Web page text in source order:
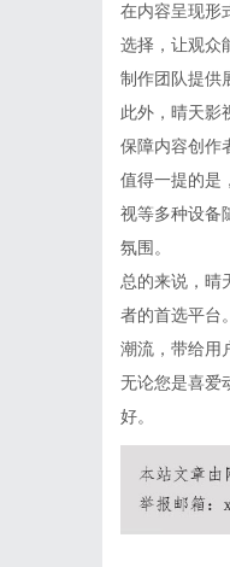
在内容呈现形
选择，让观众
制作团队提供
此外，晴天影
保障内容创作
值得一提的是
视等多种设备
氛围。
总的来说，晴
者的首选平台
潮流，带给用
无论您是喜爱
好。